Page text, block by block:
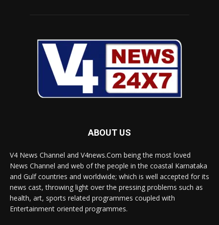
ABOUT US
V4 News Channel and V4news.Com being the most loved
News Channel and web of the people in the coastal Karnataka
and Gulf countries and worldwide; which is well accepted for its
news cast, throwing light over the pressing problems such as
health, art, sports related programmes coupled with
Entertainment oriented programmes.